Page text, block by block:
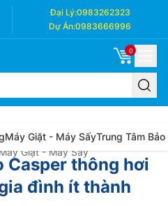
Đại Lý:0983262323
Dự Án:0983666996
0
Máy Giặt - Máy SấyTrung Tâm Bảo
Giặt - Máy Sấy
Casper thông hơi
đình ít thành